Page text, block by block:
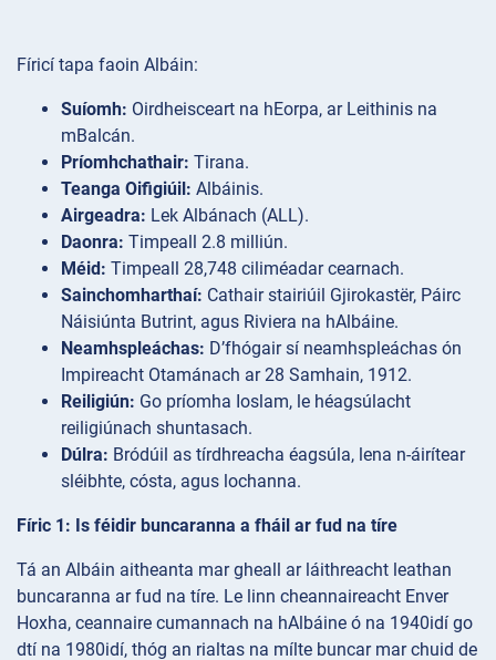
Fíricí tapa faoin Albáin:
Suíomh: Oirdheisceart na hEorpa, ar Leithinis na
mBalcán.
Príomhchathair: Tirana.
Teanga Oifigiúil: Albáinis.
Airgeadra: Lek Albánach (ALL).
Daonra: Timpeall 2.8 milliún.
Méid: Timpeall 28,748 ciliméadar cearnach.
Sainchomharthaí: Cathair stairiúil Gjirokastër, Páirc
Náisiúnta Butrint, agus Riviera na hAlbáine.
Neamhspleáchas: D’fhógair sí neamhspleáchas ón
Impireacht Otamánach ar 28 Samhain, 1912.
Reiligiún: Go príomha Ioslam, le héagsúlacht
reiligiúnach shuntasach.
Dúlra: Bródúil as tírdhreacha éagsúla, lena n-áirítear
sléibhte, cósta, agus lochanna.
Fíric 1: Is féidir buncaranna a fháil ar fud na tíre
Tá an Albáin aitheanta mar gheall ar láithreacht leathan
buncaranna ar fud na tíre. Le linn cheannaireacht Enver
Hoxha, ceannaire cumannach na hAlbáine ó na 1940idí go
dtí na 1980idí, thóg an rialtas na mílte buncar mar chuid de